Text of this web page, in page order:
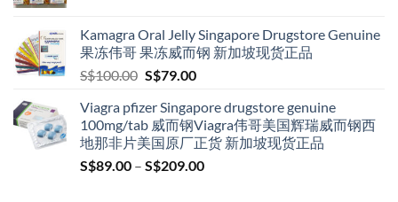
through
S$209.00
Kamagra Oral Jelly Singapore Drugstore Genuine
果冻伟哥 果冻威而钢 新加坡现货正品
S$100.00 Original
was:
S$100.00.
S$79.00Current
is:
S$79.00.
Viagra pfizer Singapore drugstore genuine
100mg/tab 威而钢Viagra伟哥美国辉瑞威而钢西
地那非片美国原厂正货 新加坡现货正品
S$89.00 – S$209.00Price